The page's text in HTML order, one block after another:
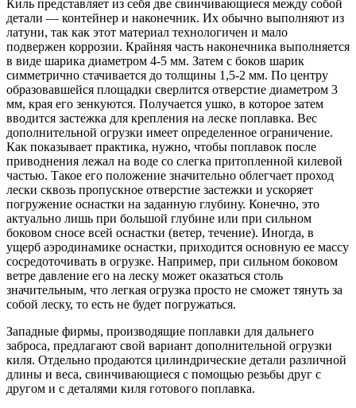
Киль представляет из себя две свинчивающиеся между собой
детали — контейнер и наконечник. Их обычно выполняют из
латуни, так как этот материал технологичен и мало
подвержен коррозии. Крайняя часть наконечника выполняется
в виде шарика диаметром 4-5 мм. Затем с боков шарик
симметрично стачивается до толщины 1,5-2 мм. По центру
образовавшейся площадки сверлится отверстие диаметром 3
мм, края его зенкуются. Получается ушко, в которое затем
вводится застежка для крепления на леске поплавка. Вес
дополнительной огрузки имеет определенное ограничение.
Как показывает практика, нужно, чтобы поплавок после
приводнения лежал на воде со слегка притопленной килевой
частью. Такое его положение значительно облегчает проход
лески сквозь пропускное отверстие застежки и ускоряет
погружение оснастки на заданную глубину. Конечно, это
актуально лишь при большой глубине или при сильном
боковом сносе всей оснастки (ветер, течение). Иногда, в
ущерб аэродинамике оснастки, приходится основную ее массу
сосредоточивать в огрузке. Например, при сильном боковом
ветре давление его на леску может оказаться столь
значительным, что легкая огрузка просто не сможет тянуть за
собой леску, то есть не будет погружаться.
Западные фирмы, производящие поплавки для дальнего
заброса, предлагают свой вариант дополнительной огрузки
киля. Отдельно продаются цилиндрические детали различной
длины и веса, свинчивающиеся с помощью резьбы друг с
другом и с деталями киля готового поплавка.